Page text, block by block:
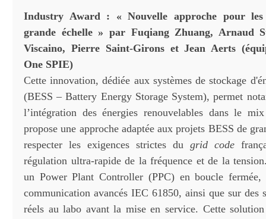
Industry Award : « Nouvelle approche pour
grande échelle » par Fuqiang Zhuang, Arnaud
Viscaino, Pierre Saint-Girons et Jean Aerts
One SPIE)
Cette innovation, dédiée aux systèmes de stockage
(BESS – Battery Energy Storage System), permet
l’intégration des énergies renouvelables dans le
propose une approche adaptée aux projets BESS de
respecter les exigences strictes du grid code
régulation ultra-rapide de la fréquence et de la
un Power Plant Controller (PPC) en boucle fermée,
communication avancés IEC 61850, ainsi que sur des
réels au labo avant la mise en service. Cette